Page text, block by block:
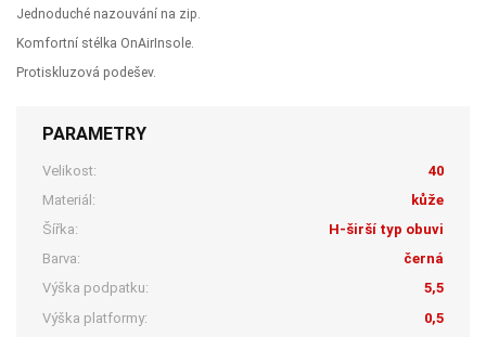
Jednoduché nazouvání na zip.
Komfortní stélka OnAirInsole.
Protiskluzová podešev.
PARAMETRY
Velikost:
40
Materiál:
kůže
Šířka:
H-širší typ obuvi
Barva:
černá
Výška podpatku:
5,5
Výška platformy:
0,5